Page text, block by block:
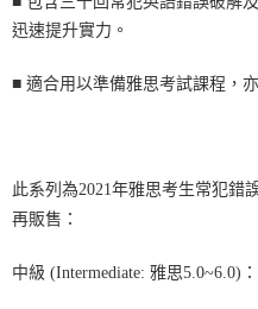
迅速提升實力。
■ 適合用以準備雅思考試課程，
此系列為2021年雅思考生常犯錯
再販售：
中級 (Intermediate: 雅思5.0~6.0)